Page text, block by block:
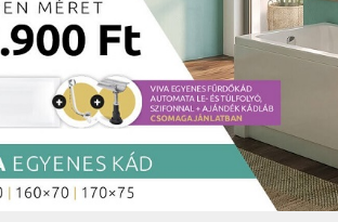
Fürdőszobabútor, tükör
Mosogató
Törölközőszárító radiátor
Szifon, lefolyó, folyóka, WC ülőke
Fürdőszobai kiegészítők
Hidromasszázs, Színterápia